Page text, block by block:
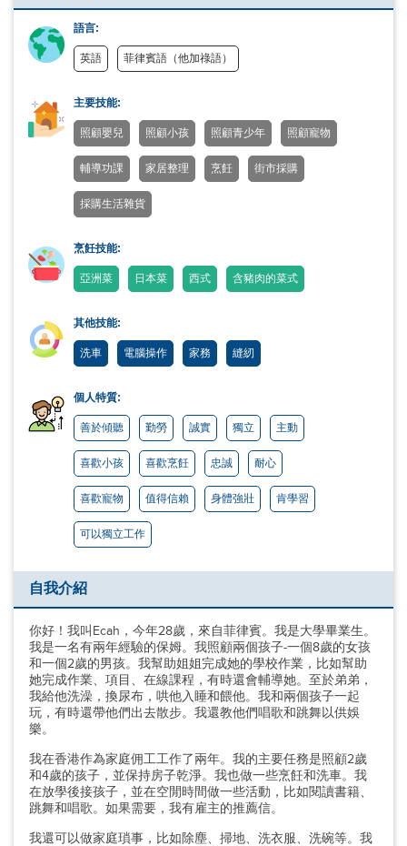
語言:
英語 菲律賓語（他加祿語）
主要技能:
照顧嬰兒 照顧小孩 照顧青少年 照顧寵物
輔導功課 家居整理 烹飪 街市採購
採購生活雜貨
烹飪技能:
亞洲菜 日本菜 西式 含豬肉的菜式
其他技能:
洗車 電腦操作 家務 縫紉
個人特質:
善於傾聽 勤勞 誠實 獨立 主動
喜歡小孩 喜歡烹飪 忠誠 耐心
喜歡寵物 值得信賴 身體強壯 肯學習
可以獨立工作
自我介紹
你好！我叫Ecah，今年28歲，來自菲律賓。我是大學畢業生。
我是一名有兩年經驗的保姆。我照顧兩個孩子-一個8歲的女孩
和一個2歲的男孩。我幫助姐姐完成她的學校作業，比如幫助
她完成作業、項目、在線課程，有時還會輔導她。至於弟弟，
我給他洗澡，換尿布，哄他入睡和餵他。我和兩個孩子一起
玩，有時還帶他們出去散步。我還教他們唱歌和跳舞以供娛
樂。
我在香港作為家庭佣工工作了兩年。我的主要任務是照顧2歲
和4歲的孩子，並保持房子乾淨。我也做一些烹飪和洗車。我
在放學後接孩子，並在空閒時間做一些活動，比如閱讀書籍、
跳舞和唱歌。如果需要，我有雇主的推薦信。
我還可以做家庭瑣事，比如除塵、掃地、洗衣服、洗碗等。我